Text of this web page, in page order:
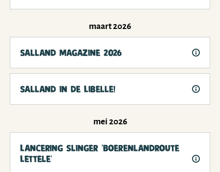
maart 2026
Salland Magazine 2026
Salland in de Libelle!
mei 2026
Lancering Slinger 'Boerenlandroute
Lettele'